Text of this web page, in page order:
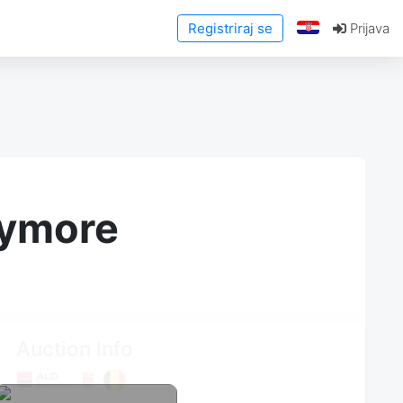
Registriraj se Prijava